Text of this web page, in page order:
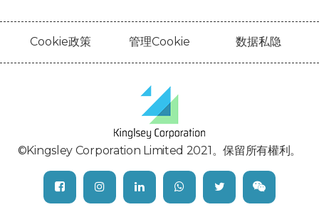
Cookie政策 管理Cookie 数据私隐
©Kingsley Corporation Limited 2021。保留所有權利。